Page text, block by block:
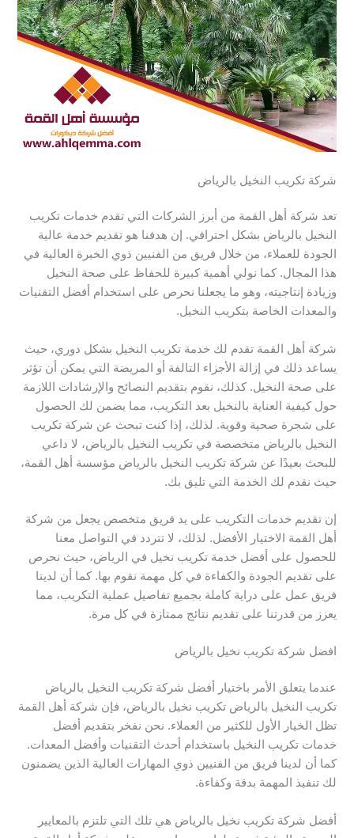
شركة تكريب النخيل بالرياض
تعد شركة أهل القمة من أبرز الشركات التي تقدم خدمات تكريب
النخيل بالرياض بشكل احترافي. إن هدفنا هو تقديم خدمة عالية
الجودة للعملاء، من خلال فريق من الفنيين ذوي الخبرة العالية في
هذا المجال. كما نولي أهمية كبيرة للحفاظ على صحة النخيل
وزيادة إنتاجيته، وهو ما يجعلنا نحرص على استخدام أفضل التقنيات
والمعدات الخاصة بتكريب النخيل.
شركة أهل القمة تقدم لك خدمة تكريب النخيل بشكل دوري، حيث
يساعد ذلك في إزالة الأجزاء التالفة أو المريضة التي يمكن أن تؤثر
على صحة النخيل. كذلك، نقوم بتقديم النصائح والإرشادات اللازمة
حول كيفية العناية بالنخيل بعد التكريب، مما يضمن لك الحصول
على شجرة صحية وقوية. لذلك، إذا كنت تبحث عن شركة تكريب
النخيل بالرياض متخصصة في تكريب النخيل بالرياض، لا داعي
للبحث بعيدًا عن شركة تكريب النخيل بالرياض مؤسسة أهل القمة،
حيث نقدم لك الخدمة التي تليق بك.
إن تقديم خدمات التكريب على يد فريق متخصص يجعل من شركة
أهل القمة الاختيار الأفضل. لذلك، لا تتردد في التواصل معنا
للحصول على أفضل خدمة تكريب نخيل في الرياض، حيث نحرص
على تقديم الجودة والكفاءة في كل مهمة نقوم بها. كما أن لدينا
فريق عمل على دراية كاملة بجميع تفاصيل عملية التكريب، مما
يعزز من قدرتنا على تقديم نتائج ممتازة في كل مرة.
افضل شركة تكريب نخيل بالرياض
عندما يتعلق الأمر باختيار أفضل شركة تكريب النخيل بالرياض
تكريب النخيل بالرياض تكريب نخيل بالرياض، فإن شركة أهل القمة
تظل الخيار الأول للكثير من العملاء. نحن نفخر بتقديم أفضل
خدمات تكريب النخيل باستخدام أحدث التقنيات وأفضل المعدات.
كما أن لدينا فريق من الفنيين ذوي المهارات العالية الذين يضمنون
لك تنفيذ المهمة بدقة وكفاءة.
أفضل شركة تكريب نخيل بالرياض هي تلك التي تلتزم بالمعايير